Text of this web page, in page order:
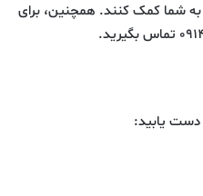
به شما کمک کنند. همچنین، برای
دست یابید: